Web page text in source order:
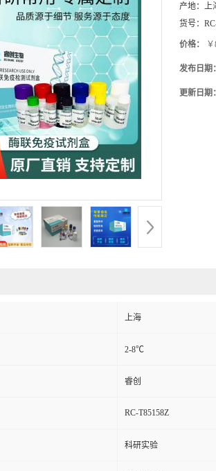
产地： 上
货号：
价格：
发布日期
更新日期
上海
2-8℃
睿创
RC-T85158Z
科研实验